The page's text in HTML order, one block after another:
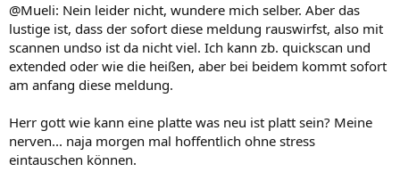
@Mueli: Nein leider nicht, wundere mich selber. Aber das
lustige ist, dass der sofort diese meldung rauswirfst, also mit
scannen undso ist da nicht viel. Ich kann zb. quickscan und
extended oder wie die heißen, aber bei beidem kommt sofort
am anfang diese meldung.
Herr gott wie kann eine platte was neu ist platt sein? Meine
nerven... naja morgen mal hoffentlich ohne stress
eintauschen können.